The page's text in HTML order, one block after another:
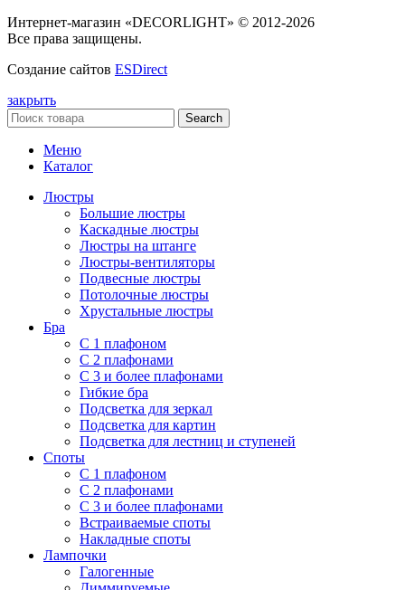
Интернет-магазин «DECORLIGHT» © 2012-2026
Все права защищены.
Создание сайтов ESDirect
закрыть
Search
Меню
Каталог
Люстры
Большие люстры
Каскадные люстры
Люстры на штанге
Люстры-вентиляторы
Подвесные люстры
Потолочные люстры
Хрустальные люстры
Бра
С 1 плафоном
С 2 плафонами
С 3 и более плафонами
Гибкие бра
Подсветка для зеркал
Подсветка для картин
Подсветка для лестниц и ступеней
Споты
С 1 плафоном
С 2 плафонами
С 3 и более плафонами
Встраиваемые споты
Накладные споты
Лампочки
Галогенные